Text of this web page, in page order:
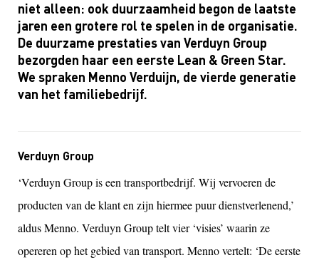
niet alleen: ook duurzaamheid begon de laatste
jaren een grotere rol te spelen in de organisatie.
De duurzame prestaties van Verduyn Group
bezorgden haar een eerste Lean & Green Star.
We spraken Menno Verduijn, de vierde generatie
van het familiebedrijf.
Verduyn Group
‘Verduyn Group is een transportbedrijf. Wij vervoeren de
producten van de klant en zijn hiermee puur dienstverlenend,’
aldus Menno. Verduyn Group telt vier ‘visies’ waarin ze
opereren op het gebied van transport. Menno vertelt: ‘De eerste